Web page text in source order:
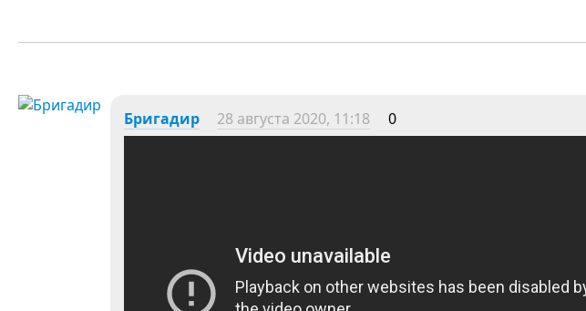
Бригадир 28 августа 2020, 11:18 0